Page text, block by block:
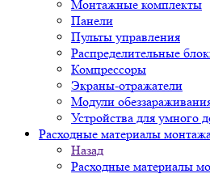
Монтажные комплекты
Панели
Пульты управления
Распределительные
Компрессоры
Экраны-отражатели
Модули
Устройства для умного
Расходные материалы
Назад
Расходные материалы